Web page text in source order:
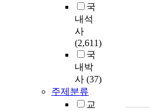
국
내석
사
(2,611)
국
내박
사 (37)
주제분류
교